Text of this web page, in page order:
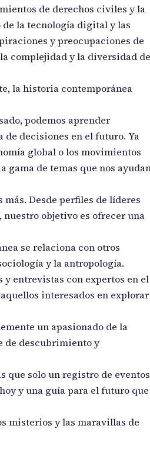
de derechos civiles y la
la tecnología digital y las
y preocupaciones de
complejidad y la diversidad de
la historia contemporánea
podemos aprender
decisiones en el futuro. Ya
global o los movimientos
gama de temas que nos
Desde perfiles de líderes
objetivo es ofrecer una
se relaciona con otros
y la antropología.
entrevistas con expertos en el
interesados en explorar
un apasionado de la
de descubrimiento y
que solo un registro de eventos
y una guía para el futuro que
misterios y las maravillas de